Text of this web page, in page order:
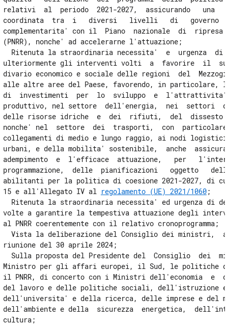
relativi  al  periodo  2021-2027,  assicurando   una
coordinata  tra  i   diversi   livelli   di   governo
complementarita' con il  Piano  nazionale  di
(PNRR), nonche' ad accelerarne l'attuazione;
Ritenuta la straordinaria necessita'  e  urgenza  di
ulteriormente gli interventi volti  a  favorire  il
divario economico e sociale delle regioni  del
alle altre aree del Paese, favorendo, in particolare,
di  investimenti  per  lo  sviluppo  e  l'attrattivita'
produttivo, nel settore  dell'energia,  nei  settori
delle risorse idriche  e  dei  rifiuti,  del  dissesto
nonche' nel  settore  dei  trasporti,  con
collegamenti di medio e lungo raggio, ai nodi
urbani, e della mobilita' sostenibile,  anche
adempimento  e  l'efficace  attuazione,   per
programmazione,  delle  pianificazioni   oggetto
abilitanti per la politica di coesione 2021-2027, di
15 e all'Allegato IV al regolamento (UE) 2021/1060;
Ritenuta la straordinaria necessita' ed urgenza di
volte a garantire la tempestiva attuazione degli
al PNRR coerentemente con il relativo cronoprogramma;
Vista la deliberazione del Consiglio dei ministri,
riunione del 30 aprile 2024;
Sulla proposta del Presidente del  Consiglio  dei
Ministro per gli affari europei, il Sud, le politiche
il PNRR, di concerto con i Ministri dell'economia  e
del lavoro e delle politiche sociali, dell'istruzione
dell'universita' e della ricerca, delle imprese e del
dell'ambiente e della  sicurezza  energetica,
cultura;